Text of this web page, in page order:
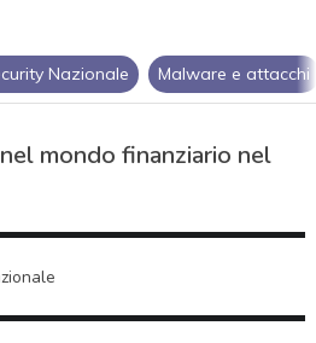
Nazionale Malware e attacchi
mondo finanziario nel